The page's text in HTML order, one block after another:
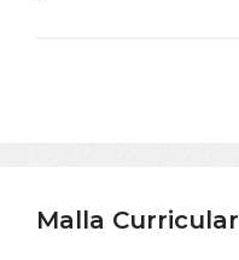
Malla Curricular